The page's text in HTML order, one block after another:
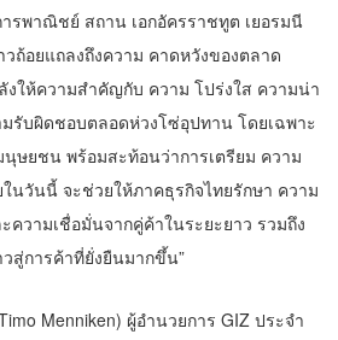
รพาณิชย์ สถาน เอกอัครราชทูต เยอรมนี
ถ้อยแถลงถึงความ คาดหวังของตลาด
งให้ความสำคัญกับ ความ โปร่งใส ความน่า
รับผิดชอบตลอดห่วงโซ่อุปทาน โดยเฉพาะ
ษยชน พร้อมสะท้อนว่าการเตรียม ความ
นวันนี้ จะช่วยให้ภาคธุรกิจไทยรักษา ความ
วามเชื่อมั่นจากคู่ค้าในระยะยาว รวมถึง
สู่การค้าที่ยั่งยืนมากขึ้น”
Menniken) ผู้อำนวยการ GIZ ประจำ